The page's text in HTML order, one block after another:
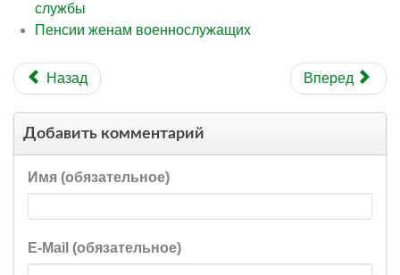
службы
Пенсии женам военнослужащих
Назад Вперед
Добавить комментарий
Имя (обязательное)
E-Mail (обязательное)